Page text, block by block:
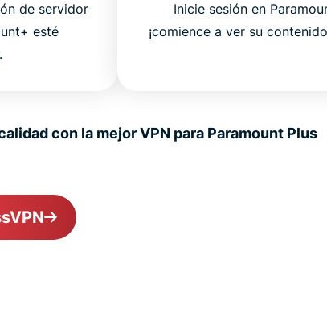
de servidor
esté
Inicie sesión en
¡comience a ver su
con la mejor VPN para Paramount Plus